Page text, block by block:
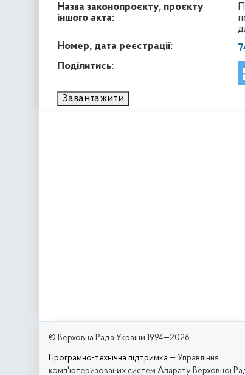
Назва законопроєкту, проєкту
іншого акта:
Номер, дата реєстрації:
Поділитись:
Завантажити
© Верховна Рада України 1994—2026
Програмно-технічна підтримка — Управління
комп'ютеризованих систем Апарату Верховної